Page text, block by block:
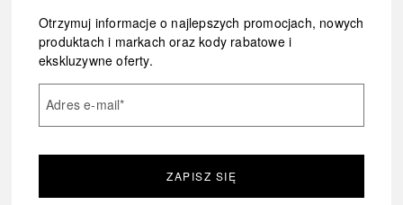
Otrzymuj informacje o najlepszych promocjach, nowych
produktach i markach oraz kody rabatowe i
ekskluzywne oferty.
Adres e-mail*
ZAPISZ SIĘ